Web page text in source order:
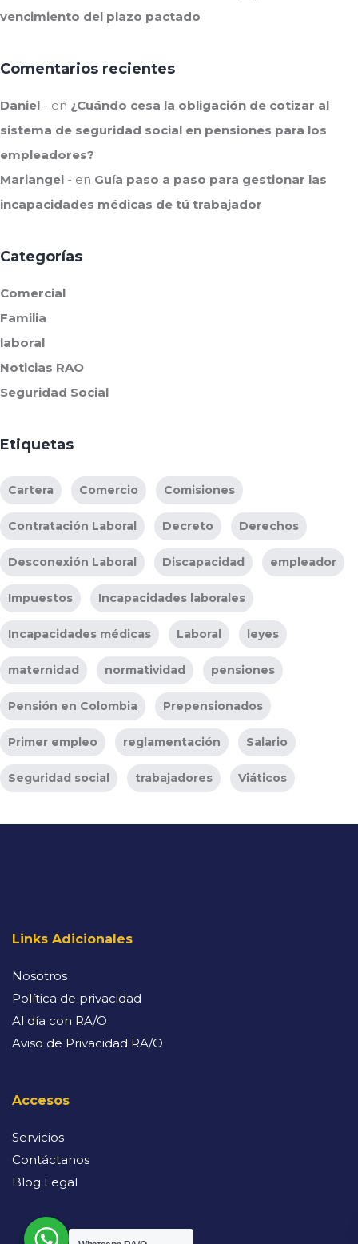
vencimiento del plazo pactado
Comentarios recientes
Daniel en ¿Cuándo cesa la obligación de cotizar al
sistema de seguridad social en pensiones para los
empleadores?
Mariangel
en Guía paso a paso para gestionar las
incapacidades médicas de tú trabajador
Categorías
Comercial
Familia
laboral
Noticias RAO
Seguridad Social
Etiquetas
Cartera Comercio Comisiones
Contratación Laboral Decreto Derechos
Desconexión Laboral Discapacidad empleador
Impuestos Incapacidades laborales
Incapacidades médicas Laboral leyes
maternidad normatividad pensiones
Pensión en Colombia Prepensionados
Primer empleo reglamentación Salario
Seguridad social trabajadores Viáticos
Links Adicionales
Nosotros
Política de privacidad
Al día con RA/O
Aviso de Privacidad RA/O
Accesos
Servicios
Contáctanos
Blog Legal